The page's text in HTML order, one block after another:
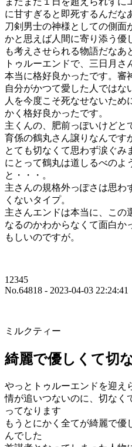
に甘すぎると即死するんだな
刀剣男士の神様としての側面
かと思えば人間に寄り添う優
も考えさせられる物語だなあ
トゥルーエンドで、三日月
本当に格好良かったです。審
自分がかつて愛した人ではな
人を今度こそ死なせないため
かく格好良かったです。
主くんの、肥前っぽいけどと
育係の鶴丸さん譲りなんです
とても切なくて思わず涙ぐみ
にとって鶴丸は道しるべのよ
と・・・。
主さんの規格外っぽさは思わ
くないタイプ。
主さんエンドは本当に、この
なるのかわからなくて面白か
もしいのですが。
12345
No.64818 - 2023-04-03 22:24:41
ミルクティー
綺麗で優しくて切
やっとトゥルーエンドを迎え
情が追いつないのに、切な
ってなります
もうとにかく全てが綺麗で
んでした